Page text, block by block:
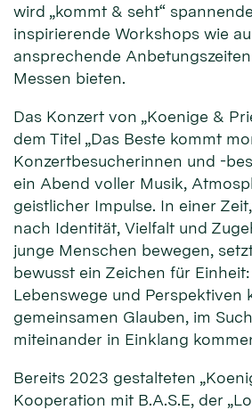
wird „kommt & seht“
inspirierende Workshops wie
ansprechende
Messen bieten.
Das Konzert von „Koenige &
dem Titel „Das Beste kommt
Konzertbesucherinnen und -
ein Abend voller Musik,
geistlicher Impulse. In einer
nach Identität, Vielfalt und
junge Menschen bewegen,
bewusst ein Zeichen für
Lebenswege und Perspektiven
gemeinsamen Glauben, im
miteinander in Einklang
Bereits 2023 gestalteten
Kooperation mit B.A.S.E, der